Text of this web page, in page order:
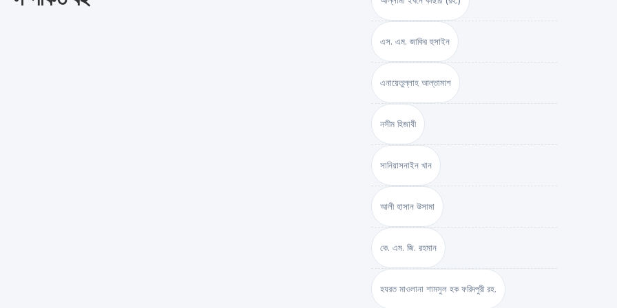
এস. এম. জাকির হুসাইন
এনায়েতুল্লাহ আল্‌তামাশ
নসীম হিজাযী
সানিয়াসনাইন খান
আলী হাসান উসামা
কে. এম. জি. রহমান
হযরত মাওলানা শামসুল হক ফরিদপুরী রহ.